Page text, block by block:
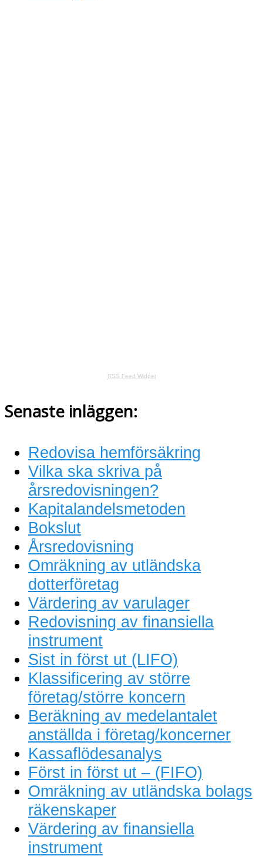
RSS Feed Widget
Senaste inläggen:
Redovisa hemförsäkring
Vilka ska skriva på
årsredovisningen?
Kapitalandelsmetoden
Bokslut
Årsredovisning
Omräkning av utländska
dotterföretag
Värdering av varulager
Redovisning av finansiella
instrument
Sist in först ut (LIFO)
Klassificering av större
företag/större koncern
Beräkning av medelantalet
anställda i företag/koncerner
Kassaflödesanalys
Först in först ut – (FIFO)
Omräkning av utländska bolags
räkenskaper
Värdering av finansiella
instrument